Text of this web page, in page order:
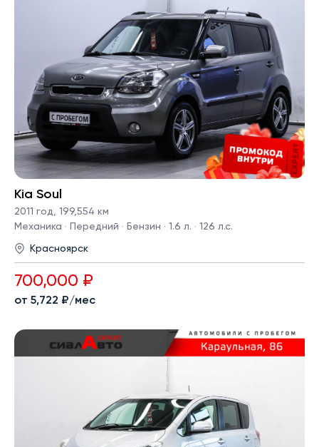
Kia Soul
2011 год
199,554 км
Механика · Передний · Бензин · 1.6 л. · 126 л.с.
Красноярск
700,000 ₽
от 5,722 ₽/мес